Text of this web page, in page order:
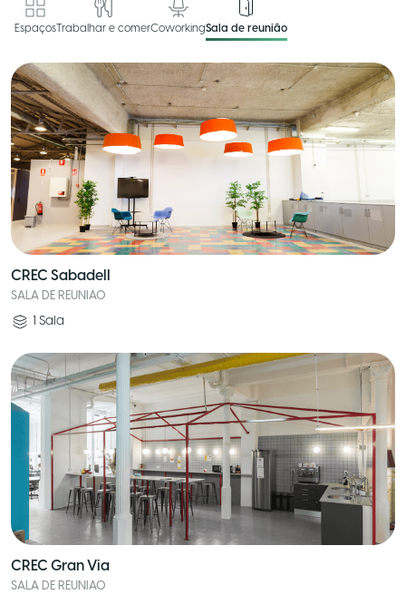
EspaçosTrabalhar e comerCoworkingSala de reunião
CREC Sabadell
SALA DE REUNIAO
1 Sala
CREC Gran Via
SALA DE REUNIAO